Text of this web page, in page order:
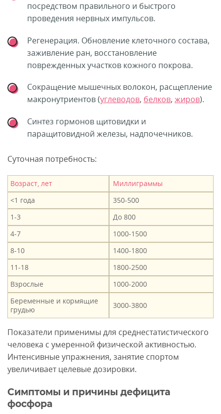
посредством правильного и быстрого
проведения нервных импульсов.
Регенерация. Обновление клеточного состава,
заживление ран, восстановление
поврежденных участков кожного покрова.
Сокращение мышечных волокон, расщепление
макронутриентов (углеводов, белков, жиров).
Синтез гормонов щитовидки и
паращитовидной железы, надпочечников.
Суточная потребность:
Возраст, лет
Миллиграммы
<1 года
350-500
1-3
До 800
4-7
1000-1500
8-10
1400-1800
11-18
1800-2500
Взрослые
1000-2000
Беременные и кормящие
грудью
3000-3800
Показатели применимы для среднестатистического
человека с умеренной физической активностью.
Интенсивные упражнения, занятие спортом
увеличивает целевые дозировки.
Симптомы и причины дефицита
фосфора